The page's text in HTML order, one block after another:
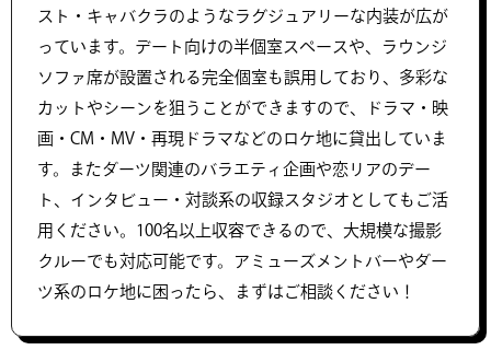
スト・キャバクラのようなラグジュアリーな内装が広が
っています。デート向けの半個室スペースや、ラウンジ
ソファ席が設置される完全個室も誤用しており、多彩な
カットやシーンを狙うことができますので、ドラマ・映
画・CM・MV・再現ドラマなどのロケ地に貸出していま
す。またダーツ関連のバラエティ企画や恋リアのデー
ト、インタビュー・対談系の収録スタジオとしてもご活
用ください。100名以上収容できるので、大規模な撮影
クルーでも対応可能です。アミューズメントバーやダー
ツ系のロケ地に困ったら、まずはご相談ください！